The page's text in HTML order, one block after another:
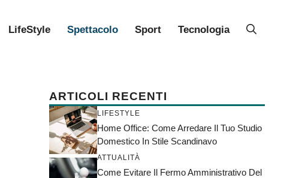
LifeStyle Spettacolo Sport Tecnologia
ARTICOLI RECENTI
LIFESTYLE
Home Office: Come Arredare Il Tuo Studio
Domestico In Stile Scandinavo
ATTUALITÀ
Come Evitare Il Fermo Amministrativo Del